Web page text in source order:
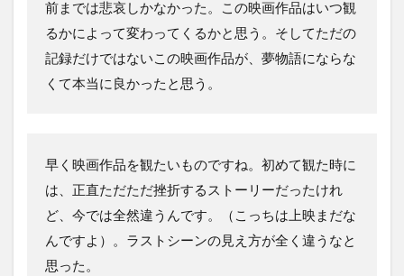
前までは悲哀しかなかった。この映画作品はいつ観
るかによって変わってくるかと思う。そしてただの
記録だけではないこの映画作品が、夢物語にならな
くて本当に良かったと思う。
早く映画作品を観たいものですね。初めて観た時に
は、正直ただただ挫折するストーリーだったけれ
ど、今では全然違うんです。（こっちは上映まだな
んですよ）。ラストシーンの見え方が全く違うなと
思った。